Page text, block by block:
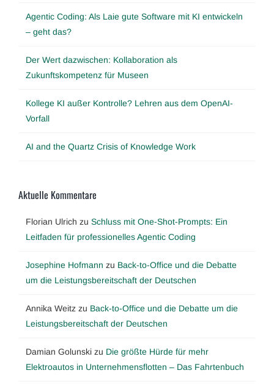
Agentic Coding: Als Laie gute Software mit KI entwickeln
– geht das?
Der Wert dazwischen: Kollaboration als
Zukunftskompetenz für Museen
Kollege KI außer Kontrolle? Lehren aus dem OpenAI-
Vorfall
AI and the Quartz Crisis of Knowledge Work
Aktuelle Kommentare
Florian Ulrich zu Schluss mit One-Shot-Prompts: Ein
Leitfaden für professionelles Agentic Coding
Josephine Hofmann zu Back-to-Office und die Debatte
um die Leistungsbereitschaft der Deutschen
Annika Weitz zu Back-to-Office und die Debatte um die
Leistungsbereitschaft der Deutschen
Damian Golunski zu Die größte Hürde für mehr
Elektroautos in Unternehmensflotten – Das Fahrtenbuch